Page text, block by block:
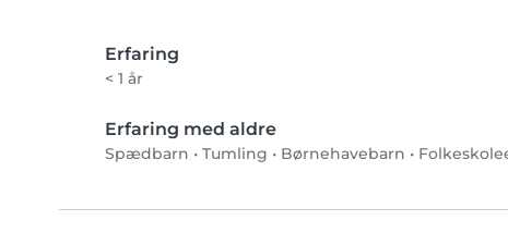
Erfaring
< 1 år
Erfaring med aldre
Spædbarn • Tumling • Børnehavebarn •